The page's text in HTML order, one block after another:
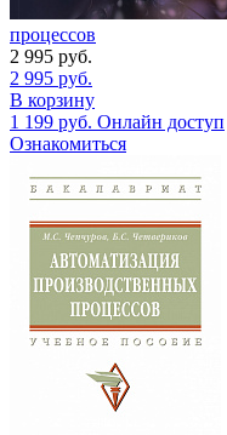
процессов
2 995 руб.
2 995 руб.
В корзину
1 199 руб. Онлайн доступ
Ознакомиться